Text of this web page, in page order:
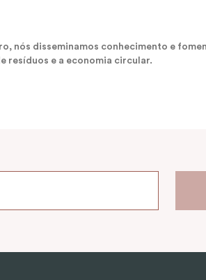
nós disseminamos conhecimento e
resíduos e a economia circular.